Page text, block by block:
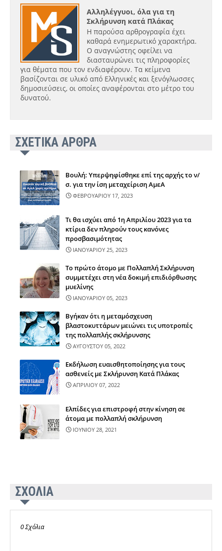
Αλληλέγγυοι, όλα για τη
Σκλήρυνση κατά Πλάκας
Η παρούσα αρθρογραφία έχει
καθαρά ενημερωτικό χαρακτήρα.
Ο αναγνώστης οφείλει να
διασταυρώνει τις πληροφορίες
για θέματα που τον ενδιαφέρουν. Τα κείμενα
βασίζονται σε υλικό από Ελληνικές και ξενόγλωσσες
δημοσιεύσεις, οι οποίες αναφέρονται στο μέτρο του
δυνατού.
ΣΧΕΤΙΚΑ ΑΡΘΡΑ
Βουλή: Υπερψηφίσθηκε επί της αρχής το ν/
σ. για την ίση μεταχείριση ΑμεΑ
ΦΕΒΡΟΥΑΡΙΟΥ 17, 2023
Τι θα ισχύει από 1η Απριλίου 2023 για τα
κτίρια δεν πληρούν τους κανόνες
προσβασιμότητας
ΙΑΝΟΥΑΡΙΟΥ 25, 2023
Το πρώτο άτομο με Πολλαπλή Σκλήρυνση
συμμετέχει στη νέα δοκιμή επιδιόρθωσης
μυελίνης
ΙΑΝΟΥΑΡΙΟΥ 05, 2023
Βγήκαν ότι η μεταμόσχευση
βλαστοκυττάρων μειώνει τις υποτροπές
της πολλαπλής σκλήρυνσης
ΑΥΓΟΥΣΤΟΥ 05, 2022
Εκδήλωση ευαισθητοποίησης για τους
ασθενείς με Σκλήρυνση Κατά Πλάκας
ΑΠΡΙΛΙΟΥ 07, 2022
Ελπίδες για επιστροφή στην κίνηση σε
άτομα με πολλαπλή σκλήρυνση
ΙΟΥΝΙΟΥ 28, 2021
ΣΧΟΛΙΑ
0 Σχόλια